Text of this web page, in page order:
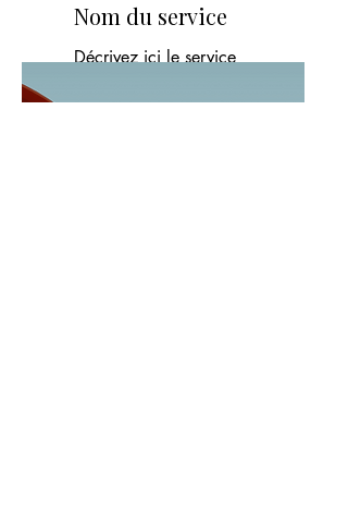
Nom du service
Décrivez ici le service